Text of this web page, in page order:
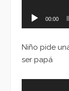
00:00
Niño pide
ser papá